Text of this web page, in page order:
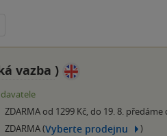
vazba )
ZDARMA od 1299 Kč, do 19. 8.
ZDARMA (Vyberte prodejnu )